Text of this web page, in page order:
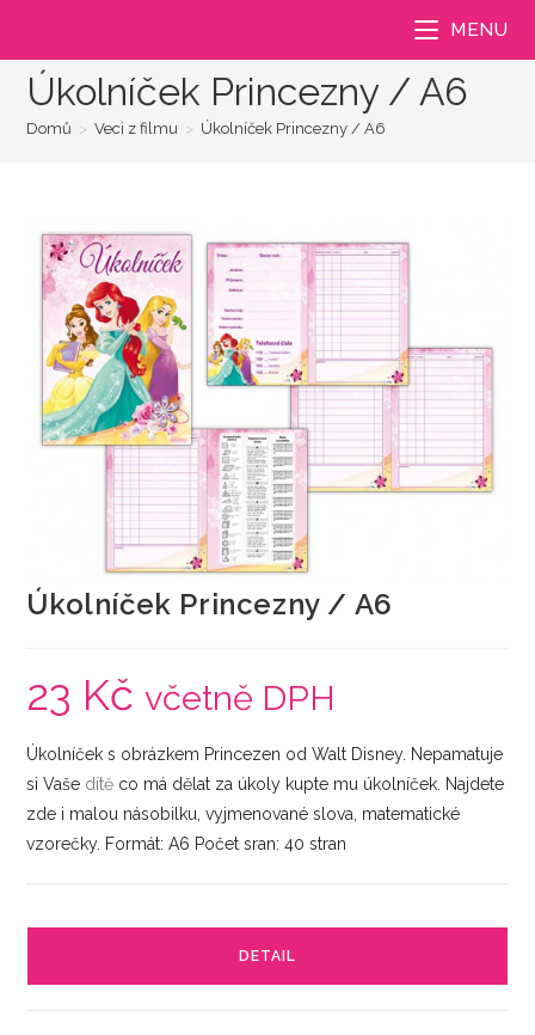
obsahu
MENU
Úkolníček Princezny / A6
Domů > Veci z filmu > Úkolníček Princezny / A6
Úkolníček Princezny / A6
23 Kč včetně DPH
Úkolníček s obrázkem Princezen od Walt Disney. Nepamatuje
si Vaše dítě co má dělat za úkoly kupte mu úkolníček. Najdete
zde i malou násobilku, vyjmenované slova, matematické
vzorečky. Formát: A6 Počet sran: 40 stran
DETAIL